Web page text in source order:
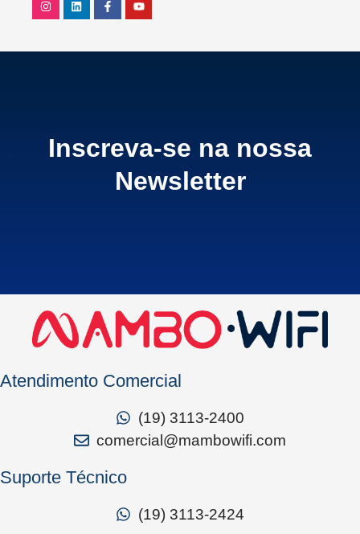
Inscreva-se na nossa
Newsletter
Atendimento Comercial
(19) 3113-2400
comercial@mambowifi.com
Suporte Técnico
(19) 3113-2424